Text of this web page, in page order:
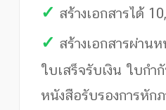
✓ สร้างเอกสารได้
✓ สร้างเอกสารผ่าน
ใบเสร็จรับเงิน ใบกำ
หนังสือรับรองการหัก